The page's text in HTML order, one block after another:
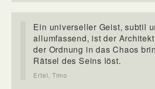
Ein universeller Geist, subtil
allumfassend, ist der
der Ordnung in das Chaos
Rätsel des Seins löst.
Ertel, Timo